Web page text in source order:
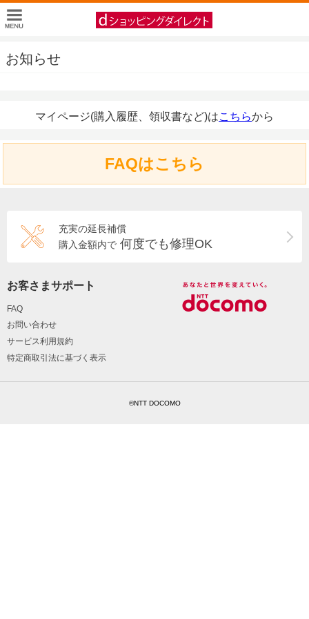
お知らせ
マイページ(購入履歴、領収書など)はこちらから
FAQはこちら
充実の延長補償
購入金額内で 何度でも修理OK
お客さまサポート
FAQ
お問い合わせ
サービス利用規約
特定商取引法に基づく表示
©NTT DOCOMO